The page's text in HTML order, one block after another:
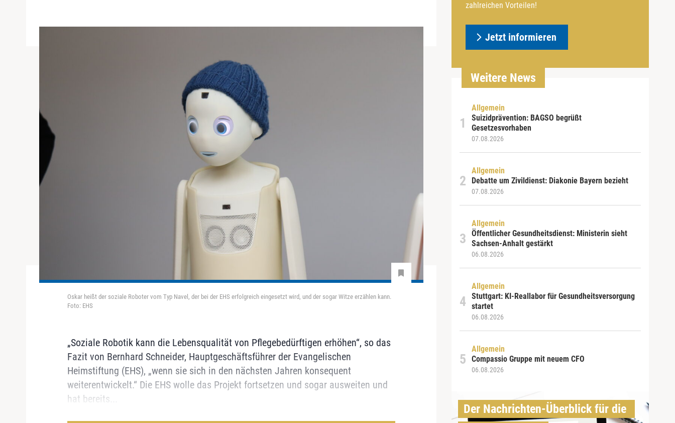
Oskar heißt der soziale Roboter vom Typ Navel, der bei der EHS erfolgreich eingesetzt wird, und der sogar Witze erzählen kann.
Foto: EHS
„Soziale Robotik kann die Lebensqualität von Pflegebedürftigen erhöhen“, so das
Fazit von Bernhard Schneider, Hauptgeschäftsführer der Evangelischen
Heimstiftung (EHS), „wenn sie sich in den nächsten Jahren konsequent
weiterentwickelt.“ Die EHS wolle das Projekt fortsetzen und sogar ausweiten und
hat bereits...
zahlreichen Vorteilen!
Jetzt informieren
Weitere News
Allgemein
Suizidprävention: BAGSO begrüßt
Gesetzesvorhaben
07.08.2026
Allgemein
Debatte um Zivildienst: Diakonie Bayern bezieht
07.08.2026
Allgemein
Öffentlicher Gesundheitsdienst: Ministerin sieht
Sachsen-Anhalt gestärkt
06.08.2026
Allgemein
Stuttgart: KI-Reallabor für Gesundheitsversorgung
startet
06.08.2026
Allgemein
Compassio Gruppe mit neuem CFO
06.08.2026
Der Nachrichten-Überblick für die